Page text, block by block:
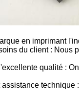
en imprimant
du client : Nous
qualité :